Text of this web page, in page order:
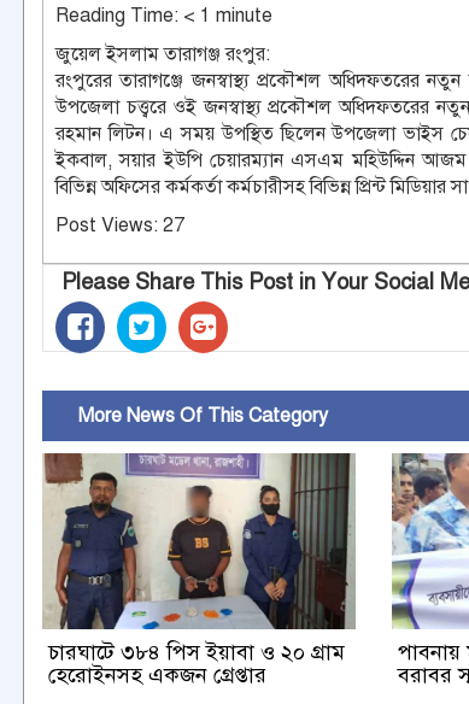
Reading Time: < 1 minute
জুয়েল ইসলাম তারাগঞ্জ রংপুর:
রংপুরের তারাগঞ্জে জনস্বাস্থ্য প্রকৌশল অধিদফতরের
উপজেলা চত্ত্বরে ওই জনস্বাস্থ্য প্রকৌশল অধিদফতরের
রহমান লিটন। এ সময় উপস্থিত ছিলেন উপজেলা ভাইস
ইকবাল, সয়ার ইউপি চেয়ারম্যান এসএম মহিউদ্দিন
বিভিন্ন অফিসের কর্মকর্তা কর্মচারীসহ বিভিন্ন প্রিন্ট
Post Views: 27
Please Share This Post in Your Social
More News Of This Category
চারঘাটে ৩৮৪ পিস ইয়াবা ও ২০ গ্রাম
হেরোইনসহ একজন গ্রেপ্তার
পাবনায়
বরাবর